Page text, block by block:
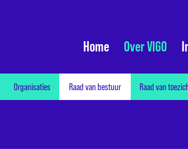
Home Over VIGO
Organisaties Raad van bestuur Raad van